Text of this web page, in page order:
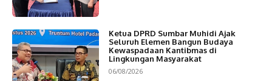
Ketua DPRD Sumbar Muhidi Ajak
Seluruh Elemen Bangun Budaya
Kewaspadaan Kantibmas di
Lingkungan Masyarakat
06/08/2026